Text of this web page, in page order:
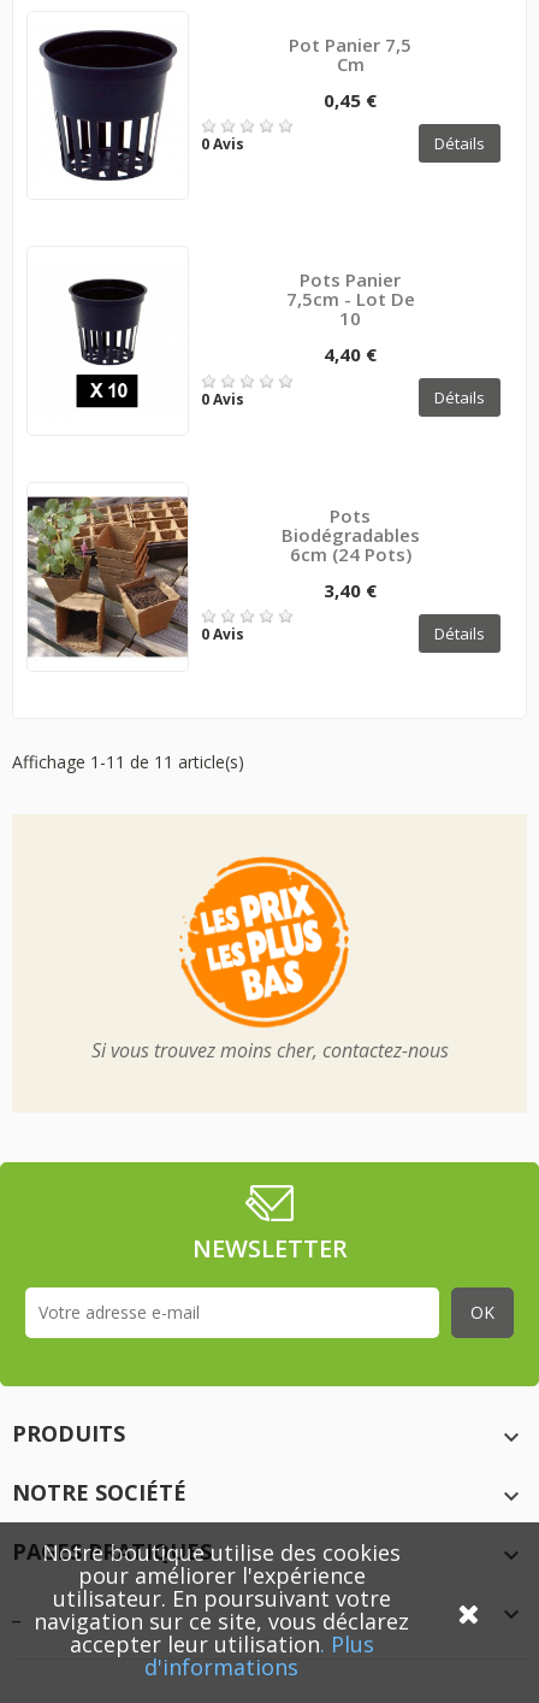
Pot Panier 7,5
Cm
0,45 €
0 Avis Détails
Pots Panier
7,5cm - Lot De
10
4,40 €
0 Avis Détails
Pots
Biodégradables
6cm (24 Pots)
3,40 €
0 Avis Détails
Affichage 1-11 de 11 article(s)
Si vous trouvez moins cher, contactez-nous
NEWSLETTER
PRODUITS

NOTRE SOCIÉTÉ

PAGES PRATIQUES


Notre boutique utilise des cookies
pour améliorer l'expérience
utilisateur. En poursuivant votre
navigation sur ce site, vous déclarez
accepter leur utilisation. Plus
d'informations